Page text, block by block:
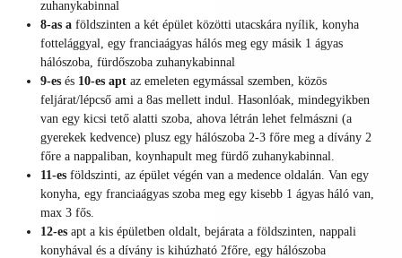
zuhanykabinnal
8-as a földszinten a két épület közötti utacskára nyílik, konyha
fottelággyal, egy franciaágyas hálós meg egy másik 1 ágyas
hálószoba, fürdőszoba zuhanykabinnal
9-es és 10-es apt az emeleten egymással szemben, közös
feljárat/lépcső ami a 8as mellett indul. Hasonlóak, mindegyikben
van egy kicsi tető alatti szoba, ahova létrán lehet felmászni (a
gyerekek kedvence) plusz egy hálószoba 2-3 főre meg a dívány 2
főre a nappaliban, koynhapult meg fürdő zuhanykabinnal.
11-es földszinti, az épület végén van a medence oldalán. Van egy
konyha, egy franciaágyas szoba meg egy kisebb 1 ágyas háló van,
max 3 fős.
12-es apt a kis épületben oldalt, bejárata a földszinten, nappali
konyhával és a dívány is kihúzható 2főre, egy hálószoba